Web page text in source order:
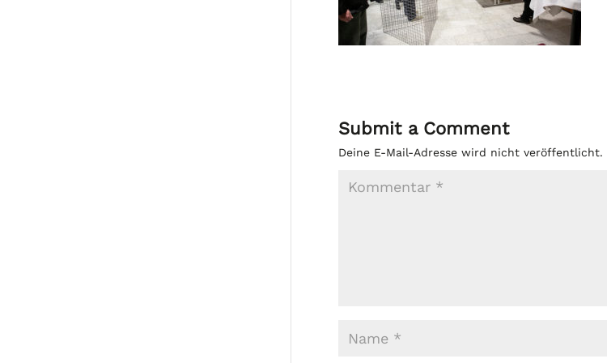
Submit a Comment
Deine E-Mail-Adresse wird nicht veröffentlicht.